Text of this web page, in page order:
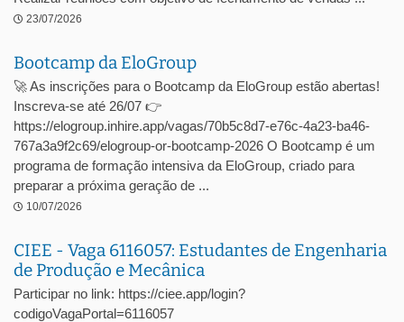
23/07/2026
Bootcamp da EloGroup
🚀 As inscrições para o Bootcamp da EloGroup estão abertas!
Inscreva-se até 26/07 👉
https://elogroup.inhire.app/vagas/70b5c8d7-e76c-4a23-ba46-
767a3a9f2c69/elogroup-or-bootcamp-2026 O Bootcamp é um
programa de formação intensiva da EloGroup, criado para
preparar a próxima geração de ...
10/07/2026
CIEE - Vaga 6116057: Estudantes de Engenharia
de Produção e Mecânica
Participar no link: https://ciee.app/login?
codigoVagaPortal=6116057